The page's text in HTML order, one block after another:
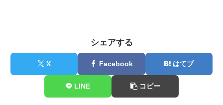
シェアする
X Facebook はてブ
LINE コピー